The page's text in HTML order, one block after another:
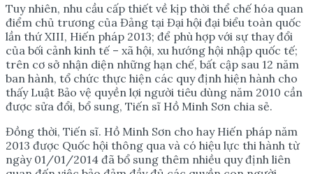
Tuy nhiên, nhu cầu cấp thiết về kịp thời thể chế hóa quan
điểm chủ trương của Đảng tại Đại hội đại biểu toàn quốc
lần thứ XIII, Hiến pháp 2013; để phù hợp với sự thay đổi
của bối cảnh kinh tế – xã hội, xu hướng hội nhập quốc tế;
trên cơ sở nhận diện những hạn chế, bất cập sau 12 năm
ban hành, tổ chức thực hiện các quy định hiện hành cho
thấy Luật Bảo vệ quyền lợi người tiêu dùng năm 2010 cần
được sửa đổi, bổ sung, Tiến sĩ Hồ Minh Sơn chia sẻ.
Đồng thời, Tiến sĩ. Hồ Minh Sơn cho hay Hiến pháp năm
2013 được Quốc hội thông qua và có hiệu lực thi hành từ
ngày 01/01/2014 đã bổ sung thêm nhiều quy định liên